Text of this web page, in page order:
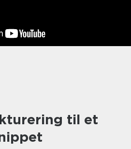
til et